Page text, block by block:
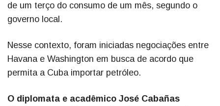
de um terço do consumo de um mês, segundo o
governo local.
Nesse contexto, foram iniciadas negociações entre
Havana e Washington em busca de acordo que
permita a Cuba importar petróleo.
O diplomata e acadêmico José Cabañas